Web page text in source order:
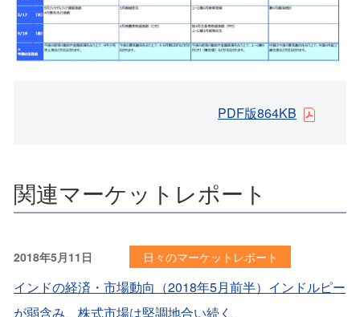
PDF版864KB
関連マーケットレポート
2018年5月11日 日々のマーケットレポート
インドの経済・市場動向（2018年5月前半）インドルピー
が弱含み、株式市場は堅調地合い続く